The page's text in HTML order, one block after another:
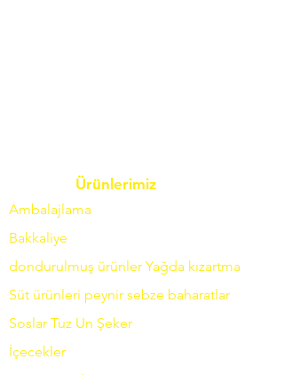
Ürünlerimiz
Ambalajlama
Bakkaliye
dondurulmuş ürünler Yağda kızartma
Süt ürünleri peynir sebze baharatlar
Soslar Tuz Un Şeker
İçecekler